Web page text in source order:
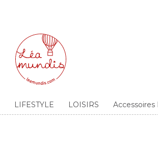
LIFESTYLE LOISIRS